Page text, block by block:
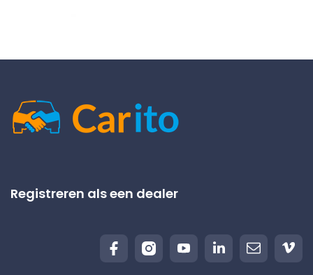
Registreren als een dealer